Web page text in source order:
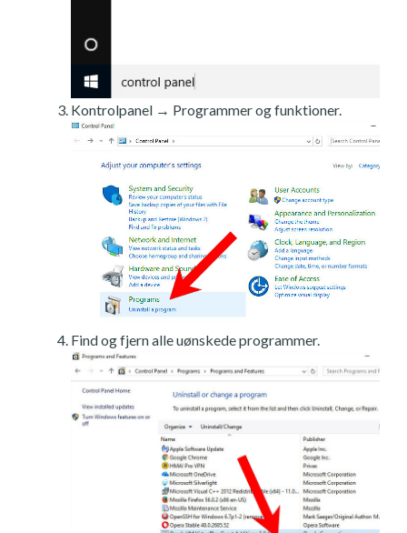
Kontrolpanel → Programmer og funktioner.
Find og fjern alle uønskede programmer.